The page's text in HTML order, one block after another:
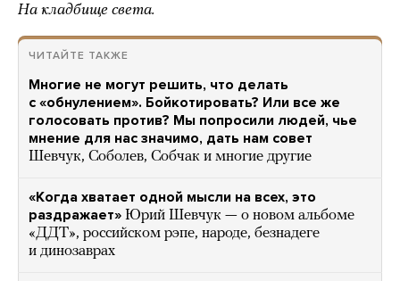
На кладбище света.
ЧИТАЙТЕ ТАКЖЕ
Многие не могут решить, что делать
с «обнулением». Бойкотировать? Или все же
голосовать против? Мы попросили людей, чье
мнение для нас значимо, дать нам совет
Шевчук, Соболев, Собчак и многие другие
«Когда хватает одной мысли на всех, это
раздражает» Юрий Шевчук — о новом альбоме
«ДДТ», российском рэпе, народе, безнадеге
и динозаврах